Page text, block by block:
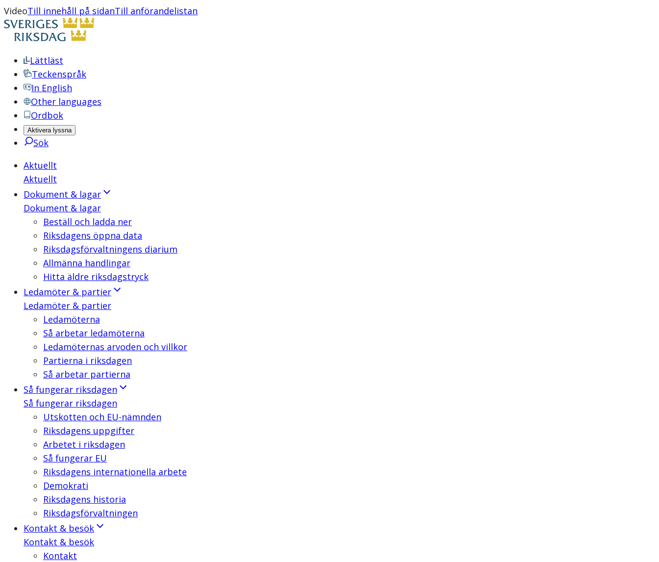
VideoTill innehåll på sidanTill anförandelistan
Lättläst
Teckenspråk
In English
Other languages
Ordbok
Aktivera lyssna
Sök
Aktuellt
Aktuellt
Dokument & lagar
Dokument & lagar
Beställ och ladda ner
Riksdagens öppna data
Riksdagsförvaltningens diarium
Allmänna handlingar
Hitta äldre riksdagstryck
Ledamöter & partier
Ledamöter & partier
Ledamöterna
Så arbetar ledamöterna
Ledamöternas arvoden och villkor
Partierna i riksdagen
Så arbetar partierna
Så fungerar riksdagen
Så fungerar riksdagen
Utskotten och EU-nämnden
Riksdagens uppgifter
Arbetet i riksdagen
Så fungerar EU
Riksdagens internationella arbete
Demokrati
Riksdagens historia
Riksdagsförvaltningen
Kontakt & besök
Kontakt & besök
Kontakt